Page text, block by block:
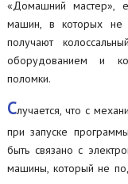
«Домашний мастер»,
машин, в которых не
получают
оборудованием и
поломки.
Случается, что с
при запуске
быть связано с
машины, который не